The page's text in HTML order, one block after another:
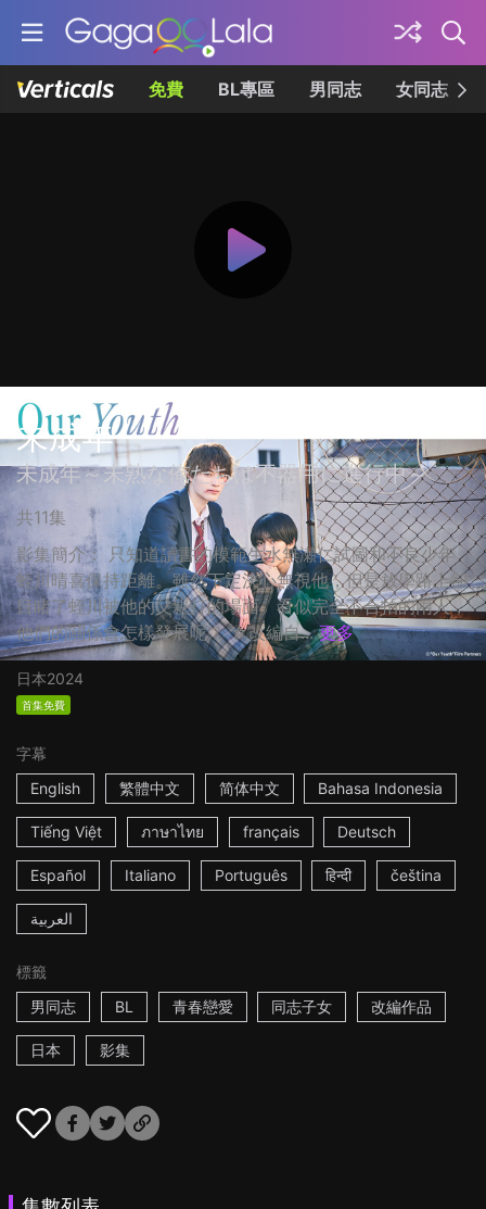
免費 BL專區 男同志 女同志
未成年
未成年～未熟な俺たちは不器用に進行中～
共11集
影集簡介： 只知道讀書的模範生水無瀬仁試圖和不良少年
蛭川晴喜保持距離。雖然下定決心無視他，但是放學路上卻
目睹了蛭川被他的父親打的場面。看似完全不合拍的兩人，
他們的關係會怎樣發展呢？ ☆改編自... 更多
日本2024
首集免費
字幕
English
繁體中文 简体中文 Bahasa Indonesia
Tiếng Việt ภาษาไทย français Deutsch
Español Italiano Português हिन्दी čeština
العربية
標籤
男同志
BL 青春戀愛 同志子女 改編作品
日本 影集